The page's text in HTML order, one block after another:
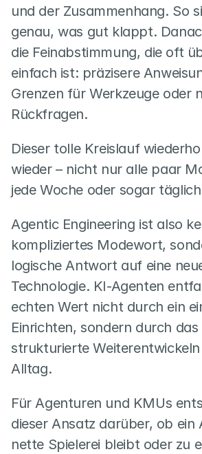
und der Zusammenhang. So
genau, was gut klappt.
die Feinabstimmung, die oft
einfach ist: präzisere
Grenzen für Werkzeuge oder
Rückfragen.
Dieser tolle Kreislauf
wieder – nicht nur alle paar
jede Woche oder sogar
Agentic Engineering ist also
kompliziertes Modewort,
logische Antwort auf eine
Technologie. KI-Agenten
echten Wert nicht durch ein
Einrichten, sondern durch das
strukturierte
Alltag.
Für Agenturen und KMUs
dieser Ansatz darüber, ob ein
nette Spielerei bleibt oder zu